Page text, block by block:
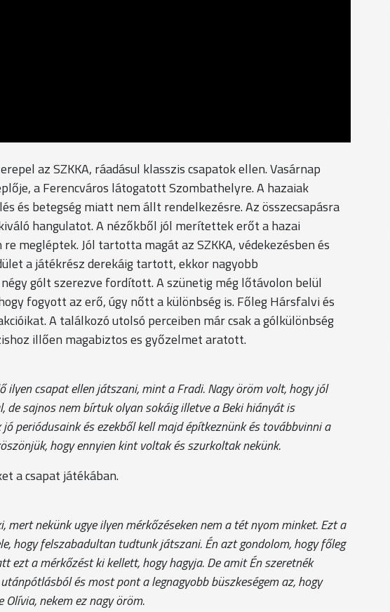
az SZKKA, ráadásul klasszis csapatok ellen. Vasárnap
a Ferencváros látogatott Szombathelyre. A hazaiak
és betegség miatt nem állt rendelkezésre. Az összecsapásra
hangulatot. A nézőkből jól merítettek erőt a hazai
megléptek. Jól tartotta magát az SZKKA, védekezésben és
a játékrész derekáig tartott, ekkor nagyobb
gólt szerezve fordított. A szünetig még lőtávolon belül
fogyott az erő, úgy nőtt a különbség is. Főleg Hársfalvi és
A találkozó utolsó perceiben már csak a gólkülönbség
illően magabiztos es győzelmet aratott.
ilyen csapat ellen játszani, mint a Fradi. Nagy öröm volt, hogy jól
sajnos nem bírtuk olyan sokáig illetve a Beki hiányát is
periódusaink és ezekből kell majd építkeznünk és továbbvinni a
hogy ennyien kint voltak és szurkoltak nekünk.
a csapat játékában.
nekünk ugye ilyen mérkőzéseken nem a tét nyom minket. Ezt a
hogy felszabadultan tudtunk játszani. Én azt gondolom, hogy főleg
ezt a mérkőzést ki kellett, hogy hagyja. De amit Én szeretnék
és most pont a legnagyobb büszkeségem az, hogy
nekem ez nagy öröm.